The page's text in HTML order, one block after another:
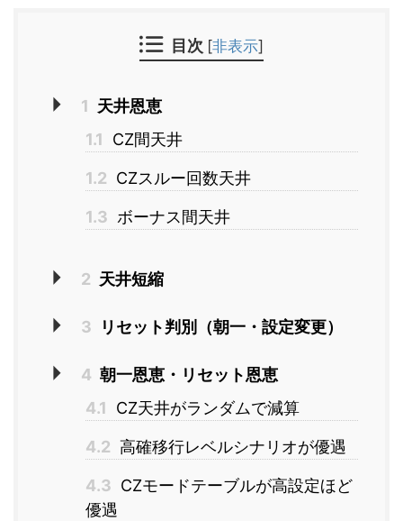
目次 [非表示]
1 天井恩恵
1.1
CZ間天井
1.2 CZスルー回数天井
1.3 ボーナス間天井
2 天井短縮
3 リセット判別（朝一・設定変更）
4 朝一恩恵・リセット恩恵
4.1
CZ天井がランダムで減算
4.2 高確移行レベルシナリオが優遇
4.3 CZモードテーブルが高設定ほど
優遇